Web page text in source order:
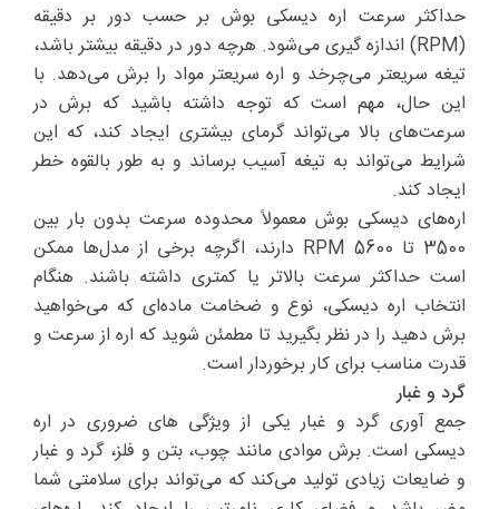
حداکثر سرعت اره دیسکی بوش بر حسب دور بر دقیقه
(RPM) اندازه گیری می‌شود. هرچه دور در دقیقه بیشتر باشد،
تیغه سریعتر می‌چرخد و اره سریعتر مواد را برش می‌دهد. با
این حال، مهم است که توجه داشته باشید که برش در
سرعت‌های بالا می‌تواند گرمای بیشتری ایجاد کند، که این
شرایط می‌تواند به تیغه آسیب برساند و به طور بالقوه خطر
ایجاد کند.
اره‌های دیسکی بوش معمولاً محدوده سرعت بدون بار بین
3500 تا 5600 RPM دارند، اگرچه برخی از مدل‌ها ممکن
است حداکثر سرعت بالاتر یا کمتری داشته باشند. هنگام
انتخاب اره دیسکی، نوع و ضخامت ماده‌ای که می‌خواهید
برش دهید را در نظر بگیرید تا مطمئن شوید که اره از سرعت و
قدرت مناسب برای کار برخوردار است.
گرد و غبار
جمع آوری گرد و غبار یکی از ویژگی های ضروری در اره
دیسکی است. برش موادی مانند چوب، بتن و فلز، گرد و غبار
و ضایعات زیادی تولید می‌کند که می‌تواند برای سلامتی شما